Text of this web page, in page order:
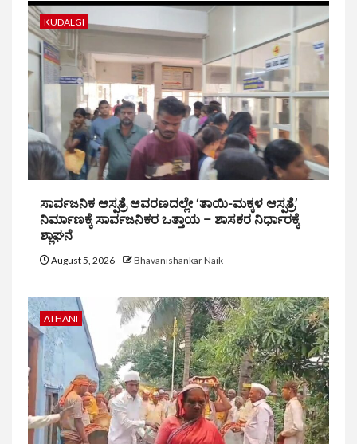
KUDALGI
ಸಾರ್ವಜನಿಕ ಆಸ್ಪತ್ರೆ ಆವರಣದಲ್ಲೇ ‘ತಾಯಿ-ಮಕ್ಕಳ ಆಸ್ಪತ್ರೆ’
ನಿರ್ಮಾಣಕ್ಕೆ ಸಾರ್ವಜನಿಕರ ಒತ್ತಾಯ – ಶಾಸಕರ ನಿರ್ಧಾರಕ್ಕೆ
ಶ್ಲಾಘನೆ
August 5, 2026 Bhavanishankar Naik
ATHANI